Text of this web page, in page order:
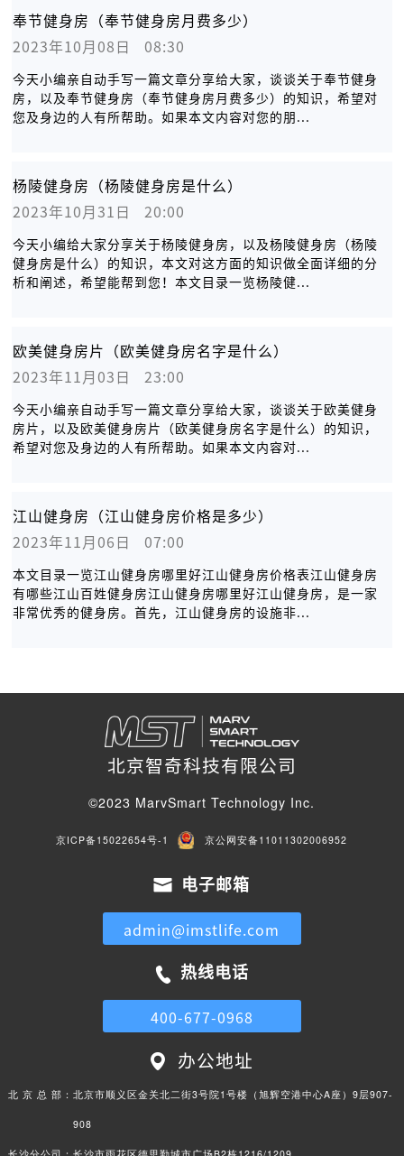
奉节健身房（奉节健身房月费多少）
2023年10月08日   08:30
今天小编亲自动手写一篇文章分享给大家，谈谈关于奉节健身
房，以及奉节健身房（奉节健身房月费多少）的知识，希望对
您及身边的人有所帮助。如果本文内容对您的朋...
杨陵健身房（杨陵健身房是什么）
2023年10月31日   20:00
今天小编给大家分享关于杨陵健身房，以及杨陵健身房（杨陵
健身房是什么）的知识，本文对这方面的知识做全面详细的分
析和阐述，希望能帮到您！本文目录一览杨陵健...
欧美健身房片（欧美健身房名字是什么）
2023年11月03日   23:00
今天小编亲自动手写一篇文章分享给大家，谈谈关于欧美健身
房片，以及欧美健身房片（欧美健身房名字是什么）的知识，
希望对您及身边的人有所帮助。如果本文内容对...
江山健身房（江山健身房价格是多少）
2023年11月06日   07:00
本文目录一览江山健身房哪里好江山健身房价格表江山健身房
有哪些江山百姓健身房江山健身房哪里好江山健身房，是一家
非常优秀的健身房。首先，江山健身房的设施非...
北京智奇科技有限公司
©2023 MarvSmart Technology Inc.
京ICP备15022654号-1 京公网安备11011302006952
电子邮箱
admin@imstlife.com
热线电话
400-677-0968
办公地址
北 京 总 部： 北京市顺义区金关北二街3号院1号楼（旭辉空港中心A座）9层907-
908